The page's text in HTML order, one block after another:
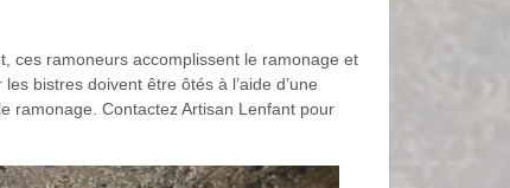
ces ramoneurs accomplissent le ramonage et
bistres doivent être ôtés à l’aide d’une
ramonage. Contactez Artisan Lenfant pour